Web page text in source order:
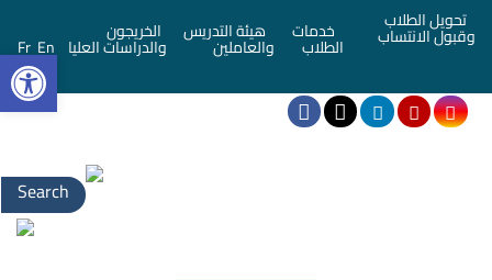
تحويل الطلاب
وقبول الانتساب خدمات
الطلاب
هيئة التدريس
والعاملين
الخريجون
والدراسات العليا En
Fr